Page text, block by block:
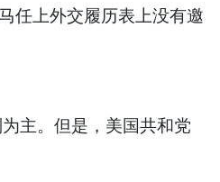
任上外交履历表上没有邀
主。但是，美国共和党